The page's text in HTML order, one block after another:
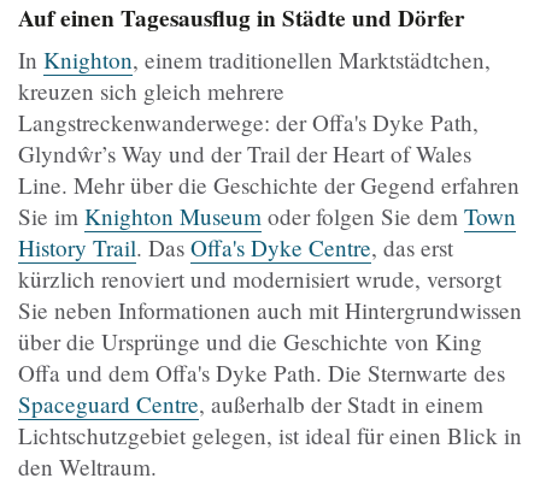
Auf einen Tagesausflug in Städte und Dörfer
In Knighton, einem traditionellen Marktstädtchen,
kreuzen sich gleich mehrere
Langstreckenwanderwege: der Offa's Dyke Path,
Glyndŵr’s Way und der Trail der Heart of Wales
Line. Mehr über die Geschichte der Gegend erfahren
Sie im Knighton Museum oder folgen Sie dem Town
History Trail. Das Offa's Dyke Centre, das erst
kürzlich renoviert und modernisiert wrude, versorgt
Sie neben Informationen auch mit Hintergrundwissen
über die Ursprünge und die Geschichte von King
Offa und dem Offa's Dyke Path. Die Sternwarte des
Spaceguard Centre, außerhalb der Stadt in einem
Lichtschutzgebiet gelegen, ist ideal für einen Blick in
den Weltraum.